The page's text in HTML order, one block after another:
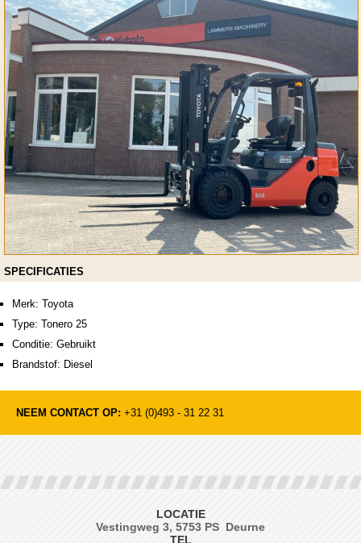
SPECIFICATIES
Merk: Toyota
Type: Tonero 25
Conditie: Gebruikt
Brandstof: Diesel
NEEM CONTACT OP: +31 (0)493 - 31 22 31
LOCATIE
Vestingweg 3, 5753 PS Deurne
TEL